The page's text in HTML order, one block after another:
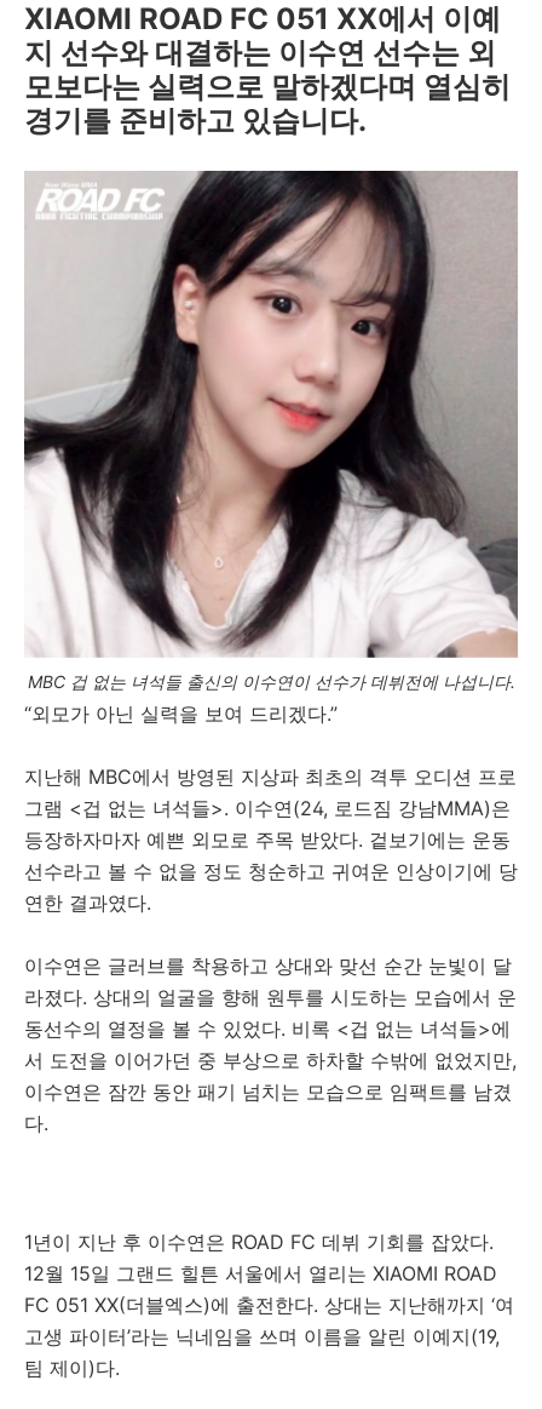
XIAOMI ROAD FC 051 XX에서 이예
지 선수와 대결하는 이수연 선수는 외
모보다는 실력으로 말하겠다며 열심히
경기를 준비하고 있습니다.
MBC 겁 없는 녀석들 출신의 이수연이 선수가 데뷔전에 나섭니다.
“외모가 아닌 실력을 보여 드리겠다.”
지난해 MBC에서 방영된 지상파 최초의 격투 오디션 프로
그램 <겁 없는 녀석들>. 이수연(24, 로드짐 강남MMA)은
등장하자마자 예쁜 외모로 주목 받았다. 겉보기에는 운동
선수라고 볼 수 없을 정도 청순하고 귀여운 인상이기에 당
연한 결과였다.
이수연은 글러브를 착용하고 상대와 맞선 순간 눈빛이 달
라졌다. 상대의 얼굴을 향해 원투를 시도하는 모습에서 운
동선수의 열정을 볼 수 있었다. 비록 <겁 없는 녀석들>에
서 도전을 이어가던 중 부상으로 하차할 수밖에 없었지만,
이수연은 잠깐 동안 패기 넘치는 모습으로 임팩트를 남겼
다.
1년이 지난 후 이수연은 ROAD FC 데뷔 기회를 잡았다.
12월 15일 그랜드 힐튼 서울에서 열리는 XIAOMI ROAD
FC 051 XX(더블엑스)에 출전한다. 상대는 지난해까지 ‘여
고생 파이터’라는 닉네임을 쓰며 이름을 알린 이예지(19,
팀 제이)다.